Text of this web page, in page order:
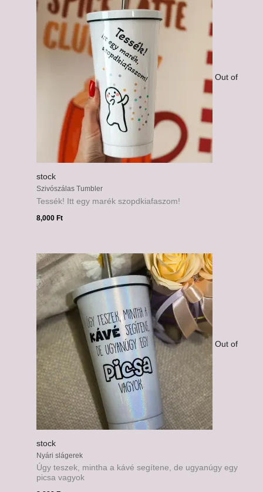
Out of
stock
Szivószálas Tumbler
Tessék! Itt egy marék szopdkiafaszom!
8,000Ft
Out of
stock
Nyári slágerek
Úgy teszek, mintha a kávé segítene, de ugyanúgy egy
picsa vagyok